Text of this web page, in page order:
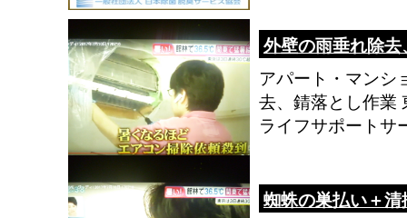
外壁の雨垂れ除
アパート・マンシ
去、錆落とし作業
ライフサポートサ
蜘蛛の巣払い＋清